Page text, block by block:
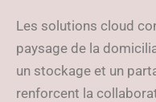
Les solutions cloud
paysage de la
un stockage et un
renforcent la